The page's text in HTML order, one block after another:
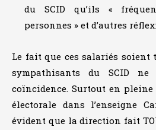
du SCID qu’ils «
personnes » et d’autres
Le fait que ces salariés soient
sympathisants du SCID
coïncidence. Surtout en pleine
électorale dans l’enseigne
évident que la direction fait